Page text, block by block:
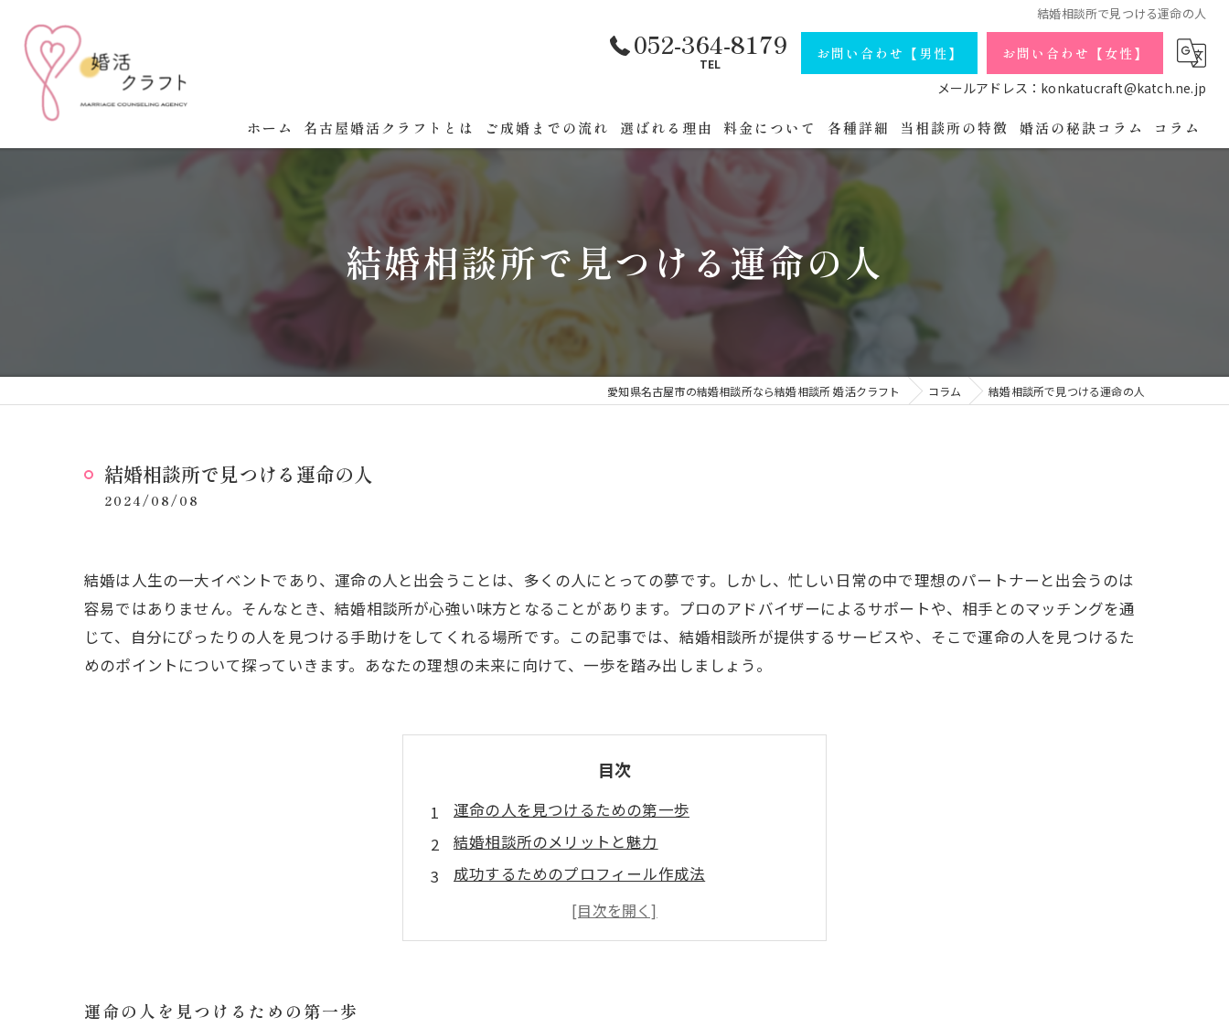
結婚相談所で見つける運命の人
052-364-8179
TEL
お問い合わせ【男性】
お問い合わせ【女性】
メールアドレス：konkatucraft@katch.ne.jp
ホーム 名古屋婚活クラフトとは
名古屋婚活クラフトへまでの道順
婚活の成功法則セミナー
婚活イベント開催
ご成婚までの流れ 選ばれる理由 料金について
公務員・官公庁コースの詳細
各種詳細
会員データ
婚活パーティの流れ
プライバシーポリシー
無料相談・お問い合わせ【女性】
当相談所の特徴
アラフォー
婚活の秘訣コラム コラム
結婚相談所で見つける運命の人
愛知県名古屋市の結婚相談所なら結婚相談所 婚活クラフト コラム 結婚相談所で見つける運命の人
結婚相談所で見つける運命の人
2024/08/08
結婚は人生の一大イベントであり、運命の人と出会うことは、多くの人にとっての夢です。しかし、忙しい日常の中で理想のパートナーと出会うのは
容易ではありません。そんなとき、結婚相談所が心強い味方となることがあります。プロのアドバイザーによるサポートや、相手とのマッチングを通
じて、自分にぴったりの人を見つける手助けをしてくれる場所です。この記事では、結婚相談所が提供するサービスや、そこで運命の人を見つけるた
めのポイントについて探っていきます。あなたの理想の未来に向けて、一歩を踏み出しましょう。
目次
運命の人を見つけるための第一歩
結婚相談所のメリットと魅力
成功するためのプロフィール作成法
カウンセラーとのコミュニケーションの重要性
運命の人との出会いを楽しむための心構え
運命の人を見つけるための第一歩